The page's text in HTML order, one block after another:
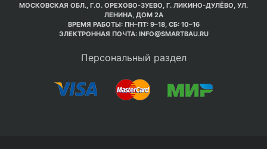
МОСКОВСКАЯ ОБЛ., Г.О. ОРЕХОВО-ЗУЕВО, Г. ЛИКИНО-ДУЛЁВО, УЛ.
ЛЕНИНА, ДОМ 2А
ВРЕМЯ РАБОТЫ: ПН–ПТ: 9–18, СБ: 10–16
ЭЛЕКТРОННАЯ ПОЧТА: INFO@SMARTBAU.RU
Персональный раздел